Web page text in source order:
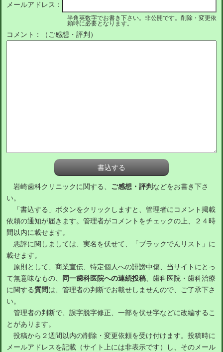
メールアドレス：
半角英数字でお書き下さい。非公開です。削除・変更依
頼時に必要となります。
コメント：（ご感想・評判）
岩崎歯科クリニックに関する、 ご感想・評判 などをお書き下さ
い。
「書込する」ボタンをクリックしますと、管理者にコメント掲載
依頼の通知が届きます。管理者がコメントをチェックの上、２４時
間以内に載せます。
悪評に関しましては、実名を伏せて、「ブラックでんリスト」に
載せます。
原則として、商業宣伝、特定個人への誹謗中傷、当サイトにとっ
て無意味なもの、
同一歯科医院への連続投稿、歯科医院・歯科治療
に関する質問は、管理者の判断でお載せしませんので、ご了承下さ
い。
管理者の判断で、誤字脱字修正、一部を伏せ字などに改編するこ
とがあります。
投稿から２週間以内の削除・変更依頼を受け付けます。投稿時に
メールアドレスを記載（サイト上には非表示です）し、そのメール